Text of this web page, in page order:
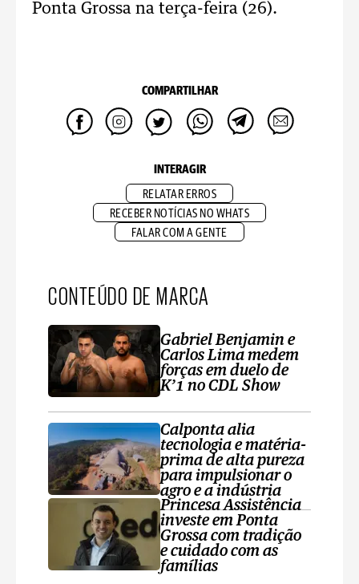
Ponta Grossa na terça-feira (26).
COMPARTILHAR
INTERAGIR
RELATAR ERROS
RECEBER NOTÍCIAS NO WHATS
FALAR COM A GENTE
CONTEÚDO DE MARCA
Gabriel Benjamin e
Carlos Lima medem
forças em duelo de
K’1 no CDL Show
Calponta alia
tecnologia e matéria-
prima de alta pureza
para impulsionar o
agro e a indústria
Princesa Assistência
investe em Ponta
Grossa com tradição
e cuidado com as
famílias